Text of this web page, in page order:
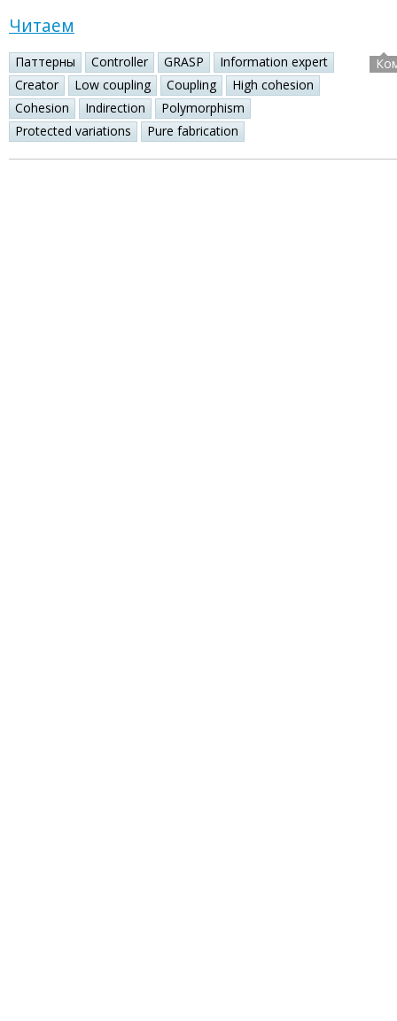
Читаем
Паттерны Controller GRASP
Information expert
Creator
Low coupling Coupling
High cohesion
Cohesion
Indirection
Polymorphism
Protected variations
Pure fabrication